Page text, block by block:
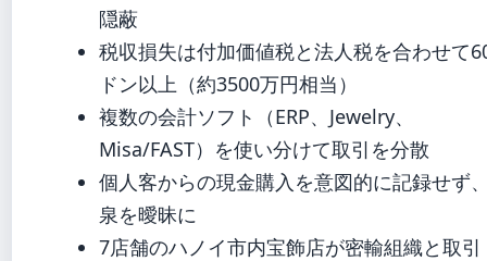
隠蔽
税収損失は付加価値税と法人税を合わせて
ドン以上（約3500万円相当）
複数の会計ソフト（ERP、Jewelry、
Misa/FAST）を使い分けて取引を分散
個人客からの現金購入を意図的に記録せず
泉を曖昧に
7店舗のハノイ市内宝飾店が密輸組織と取引